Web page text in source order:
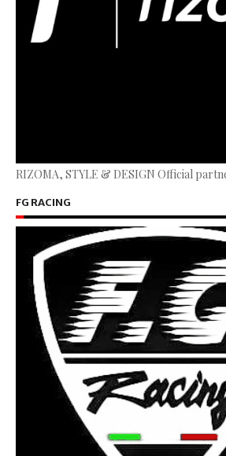
RIZOMA, STYLE & DESIGN Official
FG RACING